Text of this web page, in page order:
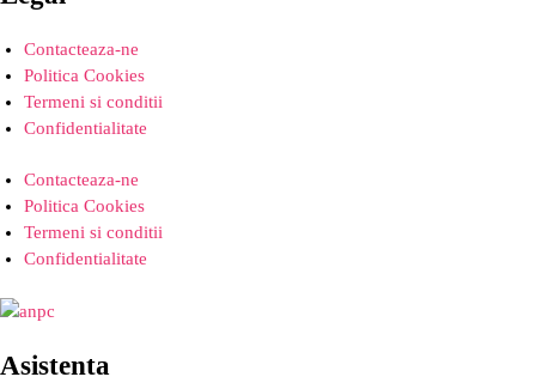
Contacteaza-ne
Politica Cookies
Termeni si conditii
Confidentialitate
Contacteaza-ne
Politica Cookies
Termeni si conditii
Confidentialitate
Asistenta